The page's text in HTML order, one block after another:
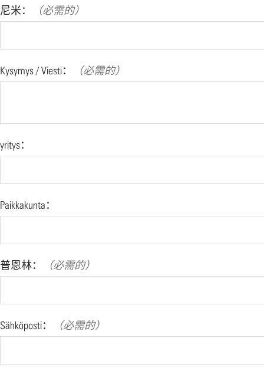
尼米： （必需的）
Kysymys / Viesti： （必需的）
yritys：
Paikkakunta：
普恩林： （必需的）
Sähköposti： （必需的）